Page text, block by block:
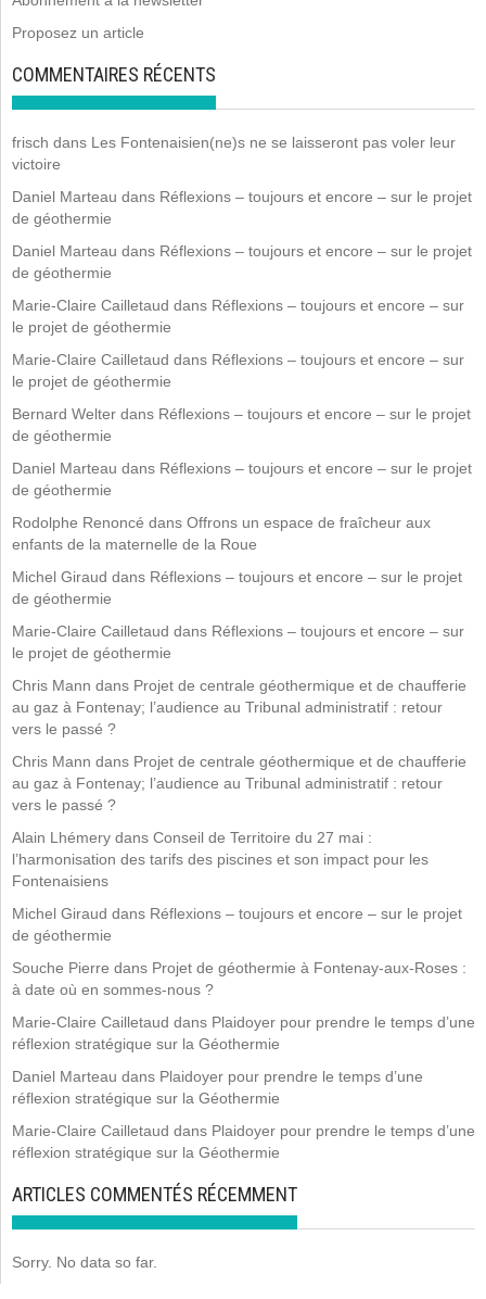
Proposez un article
COMMENTAIRES RÉCENTS
frisch dans Les Fontenaisien(ne)s ne se laisseront pas voler leur
victoire
Daniel Marteau dans Réflexions – toujours et encore – sur le projet
de géothermie
Daniel Marteau dans Réflexions – toujours et encore – sur le projet
de géothermie
Marie-Claire Cailletaud dans Réflexions – toujours et encore – sur
le projet de géothermie
Marie-Claire Cailletaud dans Réflexions – toujours et encore – sur
le projet de géothermie
Bernard Welter dans Réflexions – toujours et encore – sur le projet
de géothermie
Daniel Marteau dans Réflexions – toujours et encore – sur le projet
de géothermie
Rodolphe Renoncé dans Offrons un espace de fraîcheur aux
enfants de la maternelle de la Roue
Michel Giraud dans Réflexions – toujours et encore – sur le projet
de géothermie
Marie-Claire Cailletaud dans Réflexions – toujours et encore – sur
le projet de géothermie
Chris Mann dans Projet de centrale géothermique et de chaufferie
au gaz à Fontenay; l’audience au Tribunal administratif : retour
vers le passé ?
Chris Mann dans Projet de centrale géothermique et de chaufferie
au gaz à Fontenay; l’audience au Tribunal administratif : retour
vers le passé ?
Alain Lhémery dans Conseil de Territoire du 27 mai :
l’harmonisation des tarifs des piscines et son impact pour les
Fontenaisiens
Michel Giraud dans Réflexions – toujours et encore – sur le projet
de géothermie
Souche Pierre dans Projet de géothermie à Fontenay-aux-Roses :
à date où en sommes-nous ?
Marie-Claire Cailletaud dans Plaidoyer pour prendre le temps d’une
réflexion stratégique sur la Géothermie
Daniel Marteau dans Plaidoyer pour prendre le temps d’une
réflexion stratégique sur la Géothermie
Marie-Claire Cailletaud dans Plaidoyer pour prendre le temps d’une
réflexion stratégique sur la Géothermie
ARTICLES COMMENTÉS RÉCEMMENT
Sorry. No data so far.